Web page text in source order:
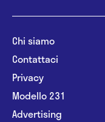
Chi siamo
Contattaci
Privacy
Modello 231
Advertising